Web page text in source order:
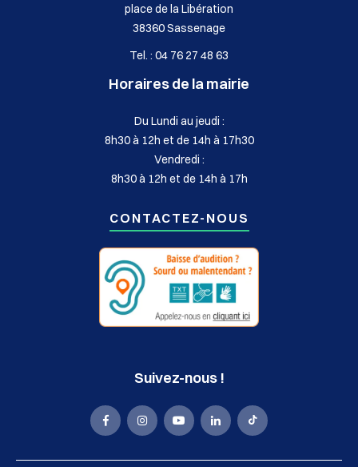
place de la Libération
38360 Sassenage
Tel. : 04 76 27 48 63
Horaires de la mairie
Du Lundi au jeudi :
8h30 à 12h et de 14h à 17h30
Vendredi :
8h30 à 12h et de 14h à 17h
CONTACTEZ-NOUS
Suivez-nous !
La La La La La